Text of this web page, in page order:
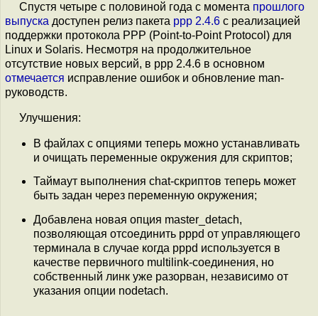
Спустя четыре с половиной года с момента прошлого
выпуска доступен релиз пакета ppp 2.4.6 с реализацией
поддержки протокола PPP (Point-to-Point Protocol) для
Linux и Solaris. Несмотря на продолжительное
отсутствие новых версий, в ppp 2.4.6 в основном
отмечается исправление ошибок и обновление man-
руководств.
Улучшения:
В файлах с опциями теперь можно устанавливать
и очищать переменные окружения для скриптов;
Таймаут выполнения chat-скриптов теперь может
быть задан через переменную окружения;
Добавлена новая опция master_detach,
позволяющая отсоединить pppd от управляющего
терминала в случае когда pppd используется в
качестве первичного multilink-соединения, но
собственный линк уже разорван, независимо от
указания опции nodetach.